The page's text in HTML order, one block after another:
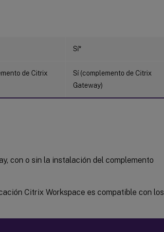
Sí*
de Citrix
Sí (complemento de Citrix
Gateway)
con o sin la instalación del complemento
Citrix Workspace es compatible con los